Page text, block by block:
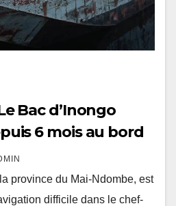
Bac d’Inongo
6 mois au bord
suite à une
province du Mai-Ndombe, est
difficile dans le chef-